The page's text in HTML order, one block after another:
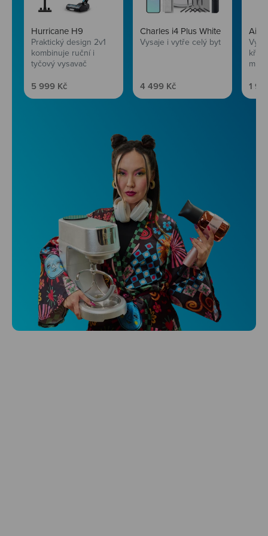
Hurricane H9
Praktický design 2v1
kombinuje ruční i
tyčový vysavač
Prodejní cena
5 999 Kč
Charles i4 Plus White
Vysaje i vytře celý byt
Prodejní cena
4 499 Kč 1
Niceboy ONE Ultra
Hlídá ti zdraví, spánek i pohyb a ještě k
tomu platí.